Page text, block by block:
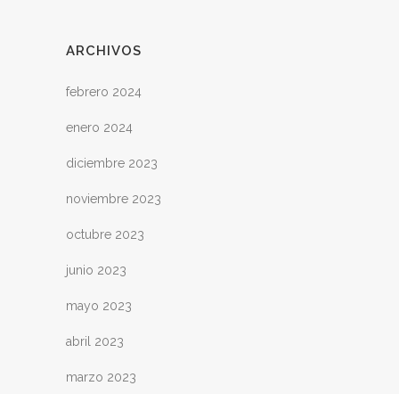
ARCHIVOS
febrero 2024
enero 2024
diciembre 2023
noviembre 2023
octubre 2023
junio 2023
mayo 2023
abril 2023
marzo 2023